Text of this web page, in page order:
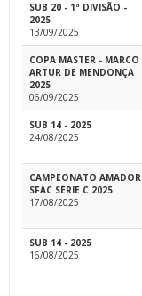
SUB 20 - 1ª DIVISÃO -
2025
13/09/2025
COPA MASTER - MARCO
ARTUR DE MENDONÇA
2025
06/09/2025
SUB 14 - 2025
24/08/2025
CAMPEONATO AMADOR
SFAC SÉRIE C 2025
17/08/2025
SUB 14 - 2025
16/08/2025